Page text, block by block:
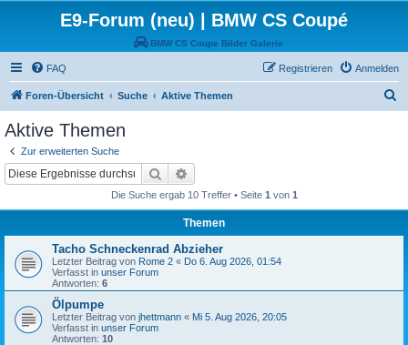
E9-Forum (neu) | BMW CS Coupé
BMW CS Coupe Bilder Galerie
FAQ Anmelden
Registrieren
Foren-Übersicht Suche Aktive Themen
Aktive Themen
Zur erweiterten Suche
Suche
Die Suche ergab 10 Treffer • Seite 1 von 1
Themen
Tacho Schneckenrad Abzieher
Letzter Beitrag von Rome 2 « Do 6. Aug 2026, 01:54
Verfasst in unser Forum
Antworten: 6
Ölpumpe
Letzter Beitrag von jhettmann « Mi 5. Aug 2026, 20:05
Verfasst in unser Forum
Antworten: 10